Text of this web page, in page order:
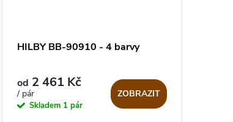
HILBY BB-90910 - 4 barvy
od 2 461 Kč
/ pár
Skladem 1 pár
ZOBRAZIT